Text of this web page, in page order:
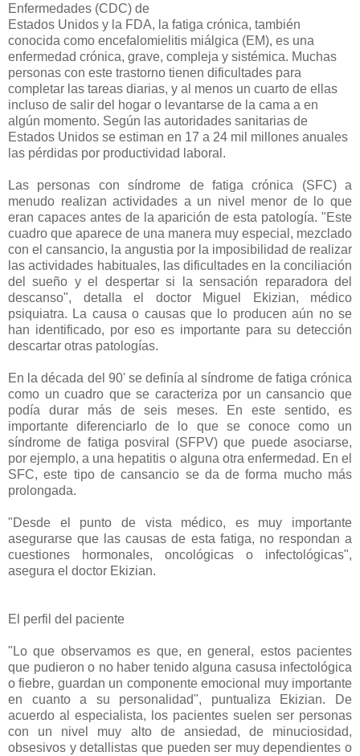
Enfermedades (CDC) de
Estados Unidos y la FDA, la fatiga crónica, también
conocida como encefalomielitis miálgica (EM), es una
enfermedad crónica, grave, compleja y sistémica. Muchas
personas con este trastorno tienen dificultades para
completar las tareas diarias, y al menos un cuarto de ellas
incluso de salir del hogar o levantarse de la cama a en
algún momento. Según las autoridades sanitarias de
Estados Unidos se estiman en 17 a 24 mil millones anuales
las pérdidas por productividad laboral.
Las personas con síndrome de fatiga crónica (SFC) a
menudo realizan actividades a un nivel menor de lo que
eran capaces antes de la aparición de esta patología. "Este
cuadro que aparece de una manera muy especial, mezclado
con el cansancio, la angustia por la imposibilidad de realizar
las actividades habituales, las dificultades en la conciliación
del sueño y el despertar si la sensación reparadora del
descanso", detalla el doctor Miguel Ekizian, médico
psiquiatra. La causa o causas que lo producen aún no se
han identificado, por eso es importante para su detección
descartar otras patologías.
En la década del 90' se definía al síndrome de fatiga crónica
como un cuadro que se caracteriza por un cansancio que
podía durar más de seis meses. En este sentido, es
importante diferenciarlo de lo que se conoce como un
síndrome de fatiga posviral (SFPV) que puede asociarse,
por ejemplo, a una hepatitis o alguna otra enfermedad. En el
SFC, este tipo de cansancio se da de forma mucho más
prolongada.
"Desde el punto de vista médico, es muy importante
asegurarse que las causas de esta fatiga, no respondan a
cuestiones hormonales, oncológicas o infectológicas",
asegura el doctor Ekizian.
El perfil del paciente
"Lo que observamos es que, en general, estos pacientes
que pudieron o no haber tenido alguna casusa infectológica
o fiebre, guardan un componente emocional muy importante
en cuanto a su personalidad", puntualiza Ekizian. De
acuerdo al especialista, los pacientes suelen ser personas
con un nivel muy alto de ansiedad, de minuciosidad,
obsesivos y detallistas que pueden ser muy dependientes o